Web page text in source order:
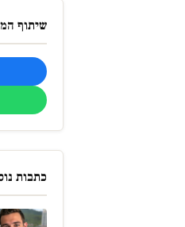
שיתוף
כתבות